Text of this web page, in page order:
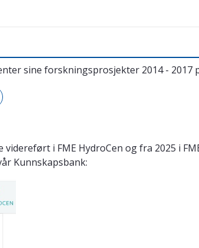
sine forskningsprosjekter 2014 - 2017
i FME HydroCen og fra 2025 i
Kunnskapsbank: